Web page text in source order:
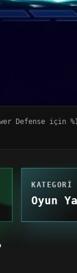
Defense için
KATEGORI
Oyun